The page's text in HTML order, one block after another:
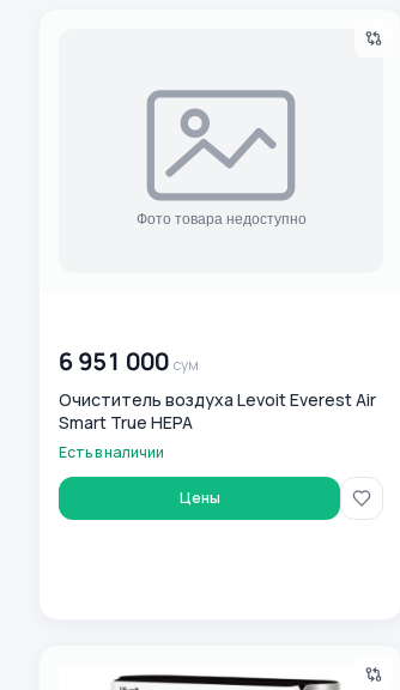
6 951 000 сум
Очиститель воздуха Levoit Everest Air
Smart True HEPA
Есть в наличии
Цены
Levoit Purifier EverestAir havo